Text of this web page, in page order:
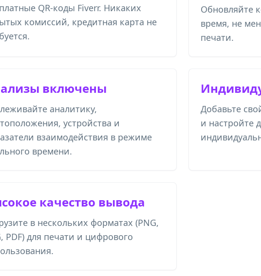
QR-коды Fiverr. Никаких
комиссий, кредитная карта не
Обновляйте
время, не
печати.
включены
аналитику,
устройства и
взаимодействия в режиме
времени.
Добавьте
и настройте
качество вывода
в нескольких форматах (PNG,
PDF) для печати и цифрового